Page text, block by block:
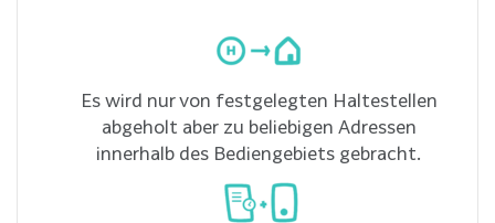
Es wird nur von festgelegten Haltestellen
abgeholt aber zu beliebigen Adressen
innerhalb des Bediengebiets gebracht.